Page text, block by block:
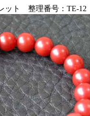
ット 整理番号：TE-12